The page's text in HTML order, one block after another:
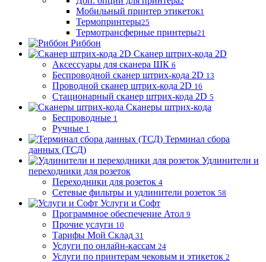
Мобильный принтер этикеток1
Термопринтеры25
Термотрансферные принтеры21
Риббон
Сканер штрих-кода 2D
Аксессуары для сканера ШК 6
Беспроводной сканер штрих-кода 2D 13
Проводной сканер штрих-кода 2D 16
Стационарный сканер штрих-кода 2D 5
Сканеры штрих-кода
Беспроводные 1
Ручные 1
Терминал сбора
данных (ТСД)
Удлинители и
переходники для розеток
Переходники для розеток 4
Сетевые фильтры и удлинители розеток 58
Услуги и Софт
Программное обеспечение Атол 9
Прочие услуги 10
Тарифы Мой Склад 31
Услуги по онлайн-кассам 24
Услуги по принтерам чековым и этикеток 2